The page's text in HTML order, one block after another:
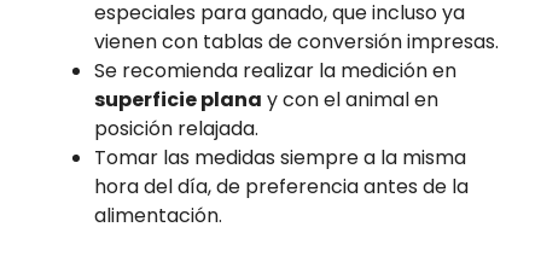
especiales para ganado, que incluso ya
vienen con tablas de conversión impresas.
Se recomienda realizar la medición en
superficie plana y con el animal en
posición relajada.
Tomar las medidas siempre a la misma
hora del día, de preferencia antes de la
alimentación.